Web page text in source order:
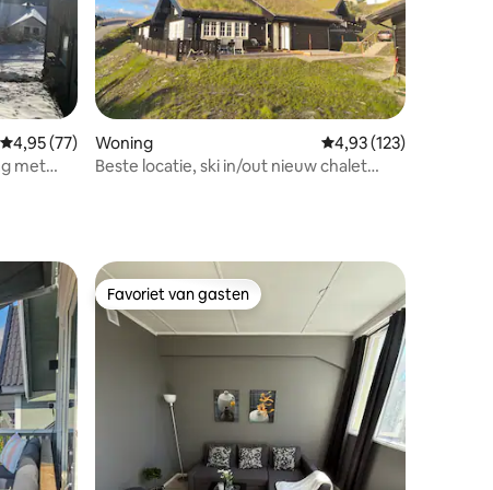
Gemiddelde beoordeling van 4,95 op 5, 77 recensies
4,95 (77)
met
Woning Gemiddelde
4,93 (123)
Beste locatie, ski in/out nieuw chalet
Favoriet van gasten
Favoriet van gasten